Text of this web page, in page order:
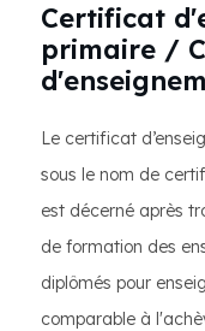
Certificat
primaire /
Le certificat
sous le nom de
est décerné après
de formation des
diplômés pour
comparable à